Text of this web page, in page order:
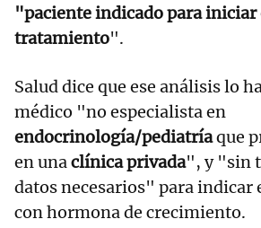
"paciente indicado para iniciar
tratamiento".
Salud dice que ese análisis lo
médico "no especialista en
endocrinología/pediatríaque
en unaclínica privada", y "sin
datos necesarios" para
con hormona de crecimiento.